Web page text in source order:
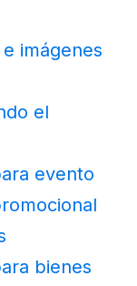
imágenes
el
evento
bienes